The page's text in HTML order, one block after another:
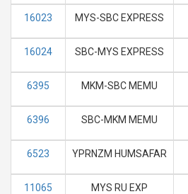
16023 MYS-SBC EXPRESS
16024 SBC-MYS EXPRESS
6395 MKM-SBC MEMU
6396 SBC-MKM MEMU
6523 YPRNZM HUMSAFAR
11065 MYS RU EXP